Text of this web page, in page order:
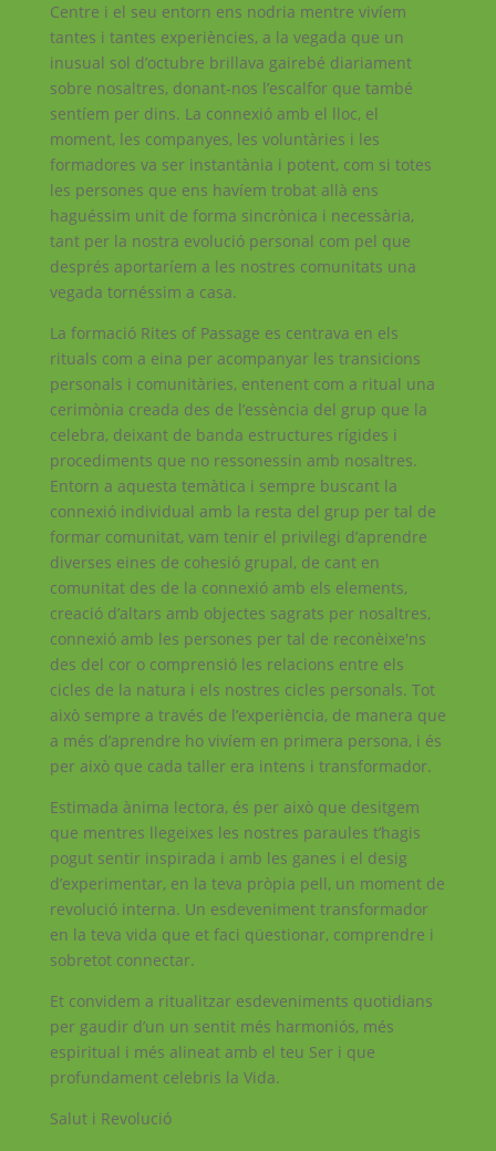
Centre i el seu entorn ens nodria mentre vivíem
tantes i tantes experiències, a la vegada que un
inusual sol d’octubre brillava gairebé diariament
sobre nosaltres, donant-nos l’escalfor que també
sentíem per dins. La connexió amb el lloc, el
moment, les companyes, les voluntàries i les
formadores va ser instantània i potent, com si totes
les persones que ens havíem trobat allà ens
haguéssim unit de forma sincrònica i necessària,
tant per la nostra evolució personal com pel que
després aportaríem a les nostres comunitats una
vegada tornéssim a casa.
La formació Rites of Passage es centrava en els
rituals com a eina per acompanyar les transicions
personals i comunitàries, entenent com a ritual una
cerimònia creada des de l’essència del grup que la
celebra, deixant de banda estructures rígides i
procediments que no ressonessin amb nosaltres.
Entorn a aquesta temàtica i sempre buscant la
connexió individual amb la resta del grup per tal de
formar comunitat, vam tenir el privilegi d’aprendre
diverses eines de cohesió grupal, de cant en
comunitat des de la connexió amb els elements,
creació d’altars amb objectes sagrats per nosaltres,
connexió amb les persones per tal de reconèixe'ns
des del cor o comprensió les relacions entre els
cicles de la natura i els nostres cicles personals. Tot
això sempre a través de l’experiència, de manera que
a més d’aprendre ho vivíem en primera persona, i és
per això que cada taller era intens i transformador.
Estimada ànima lectora, és per això que desitgem
que mentres llegeixes les nostres paraules t’hagis
pogut sentir inspirada i amb les ganes i el desig
d’experimentar, en la teva pròpia pell, un moment de
revolució interna. Un esdeveniment transformador
en la teva vida que et faci qüestionar, comprendre i
sobretot connectar.
Et convidem a ritualitzar esdeveniments quotidians
per gaudir d’un un sentit més harmoniós, més
espiritual i més alineat amb el teu Ser i que
profundament celebris la Vida.
Salut i Revolució